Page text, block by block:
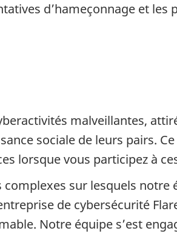
d’hameçonnage et les
malveillantes,
sociale de leurs pairs.
lorsque vous participez à
sur lesquels notre
de cybersécurité
Notre équipe s’est